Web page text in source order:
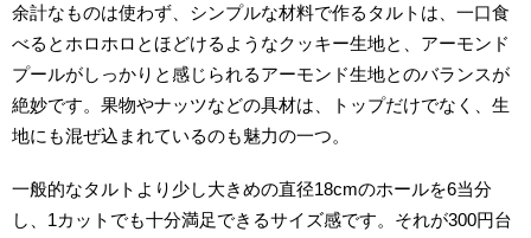
余計なものは使わず、シンプルな材料で作るタルトは、一口食
べるとホロホロとほどけるようなクッキー生地と、アーモンド
プールがしっかりと感じられるアーモンド生地とのバランスが
絶妙です。果物やナッツなどの具材は、トップだけでなく、生
地にも混ぜ込まれているのも魅力の一つ。
一般的なタルトより少し大きめの直径18cmのホールを6当分
し、1カットでも十分満足できるサイズ感です。それが300円台